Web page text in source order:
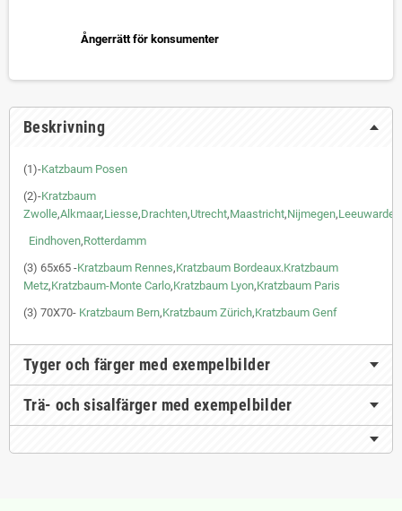
Ångerrätt för konsumenter
Beskrivning
(1)-Katzbaum Posen
(2)-Kratzbaum
Zwolle,Alkmaar,Liesse,Drachten,Utrecht,Maastricht,Nijmegen,Leeuwarden
Eindhoven,Rotterdamm
(3) 65x65 -Kratzbaum Rennes,Kratzbaum Bordeaux.Kratzbaum
Metz,Kratzbaum-Monte Carlo,Kratzbaum Lyon,Kratzbaum Paris
(3) 70X70- Kratzbaum Bern,Kratzbaum Zürich,Kratzbaum Genf
Tyger och färger med exempelbilder
Trä- och sisalfärger med exempelbilder